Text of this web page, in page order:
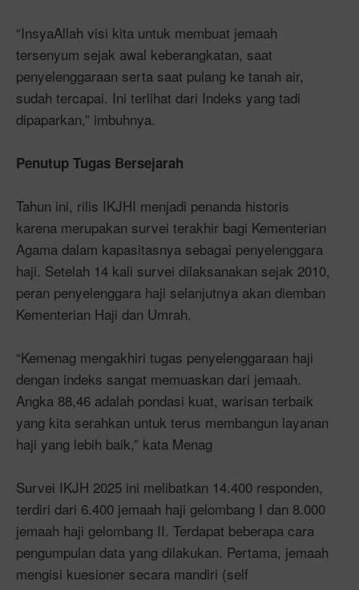
“InsyaAllah visi kita untuk membuat jemaah
tersenyum sejak awal keberangkatan, saat
penyelenggaraan serta saat pulang ke tanah air,
sudah tercapai. Ini terlihat dari Indeks yang tadi
dipaparkan,” imbuhnya.
Penutup Tugas Bersejarah
Tahun ini, rilis IKJHI menjadi penanda historis
karena merupakan survei terakhir bagi Kementerian
Agama dalam kapasitasnya sebagai penyelenggara
haji. Setelah 14 kali survei dilaksanakan sejak 2010,
peran penyelenggara haji selanjutnya akan diemban
Kementerian Haji dan Umrah.
“Kemenag mengakhiri tugas penyelenggaraan haji
dengan indeks sangat memuaskan dari jemaah.
Angka 88,46 adalah pondasi kuat, warisan terbaik
yang kita serahkan untuk terus membangun layanan
haji yang lebih baik,” kata Menag
Survei IKJH 2025 ini melibatkan 14.400 responden,
terdiri dari 6.400 jemaah haji gelombang I dan 8.000
jemaah haji gelombang II. Terdapat beberapa cara
pengumpulan data yang dilakukan. Pertama, jemaah
mengisi kuesioner secara mandiri (self